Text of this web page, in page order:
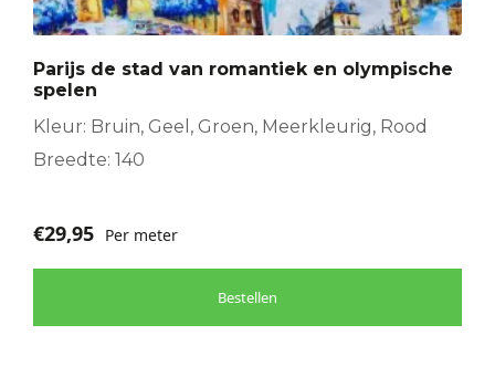
Parijs de stad van romantiek en olympische
spelen
Kleur: Bruin, Geel, Groen, Meerkleurig, Rood
Breedte: 140
€29,95 Per meter
Bestellen